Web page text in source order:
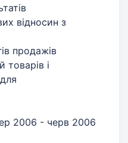
відносин з
продажів
товарів і
2006 - черв 2006